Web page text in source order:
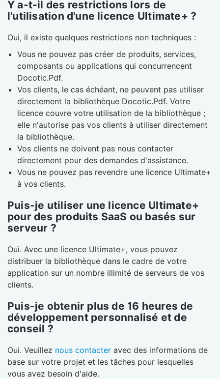
Y a-t-il des restrictions lors de
l'utilisation d'une licence Ultimate+ ?
Oui, il existe quelques restrictions non techniques :
Vous ne pouvez pas créer de produits, services,
composants ou applications qui concurrencent
Docotic.Pdf.
Vos clients, le cas échéant, ne peuvent pas utiliser
directement la bibliothèque Docotic.Pdf. Votre
licence couvre votre utilisation de la bibliothèque ;
elle n'autorise pas vos clients à utiliser directement
la bibliothèque.
Vos clients ne doivent pas nous contacter
directement pour des demandes d'assistance.
Vous ne pouvez pas revendre une licence Ultimate+
à vos clients.
Puis-je utiliser une licence Ultimate+
pour des produits SaaS ou basés sur
serveur ?
Oui. Avec une licence Ultimate+, vous pouvez
distribuer la bibliothèque dans le cadre de votre
application sur un nombre illimité de serveurs de vos
clients.
Puis-je obtenir plus de 16 heures de
développement personnalisé et de
conseil ?
Oui. Veuillez nous contacter avec des informations de
base sur votre projet et les tâches pour lesquelles
vous avez besoin d'aide.